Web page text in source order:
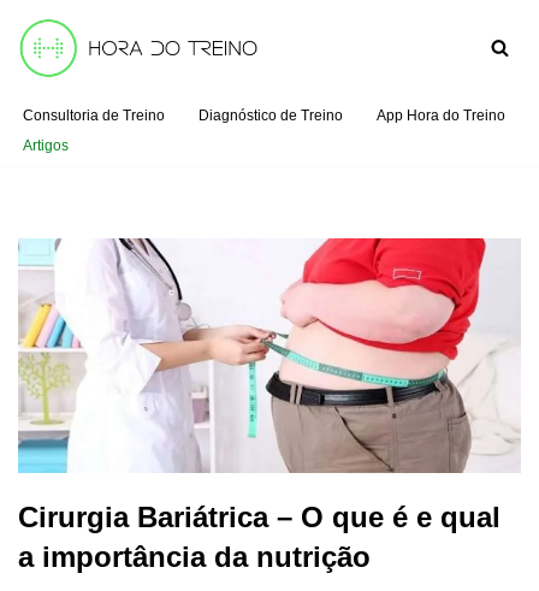
Pular
o
conteúdo
Consultoria de Treino Diagnóstico de Treino
App Hora do Treino
Artigos
Cirurgia Bariátrica – O que é e qual
a importância da nutrição